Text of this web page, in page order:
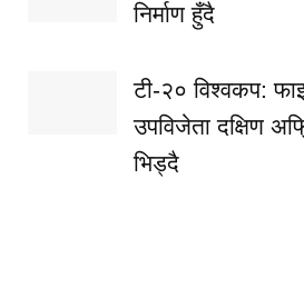
निर्माण हुँदै
टी-२० विश्वकप:
उपविजेता दक्षिण
भिड्दै